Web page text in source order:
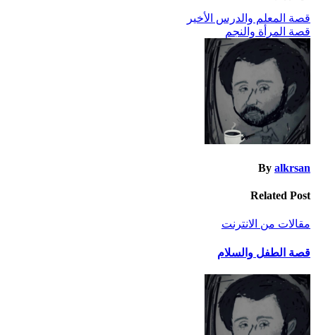
تصفّح
المقالات
قصة المعلم والدرس الأخير
قصة المرأة والنجم
By alkrsan
Related Post
مقالات من الانترنت
قصة الطفل والسلام